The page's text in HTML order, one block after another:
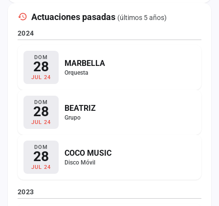
Actuaciones pasadas (últimos 5 años)
2024
DOM
28
JUL 24
MARBELLA
Orquesta
DOM
28
JUL 24
BEATRIZ
Grupo
DOM
28
JUL 24
COCO MUSIC
Disco Móvil
2023